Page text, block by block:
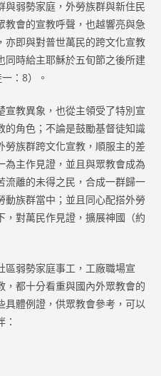
弱勢家庭，外勞族群與新住民
教會的宣教呼聲，也越響亮與急
亦即與對普世萬民的跨文化宣教
同時給主耶穌於五旬節之後所建
：8）。
宣教異象，也從主領受了特別宣
角色；不論是鼓勵基督徒知識
勞族群跨文化宣教，順服主的差
主作見證，並且與眾教會成為
流離的未得之民，合成一群歸一
族群當中；並且同心配搭外勞
對萬民作見證，擴展神國（約
區弱勢家庭事工，工廠職場宣
都十分看重與國內外眾教會的
具體例證，供眾教會參考，可以